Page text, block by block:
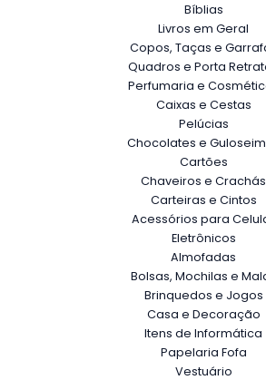
Bíblias
Livros em Geral
Copos, Taças e
Quadros e Porta
Perfumaria e
Caixas e Cestas
Pelúcias
Chocolates e
Cartões
Chaveiros e Crachás
Carteiras e Cintos
Acessórios para
Eletrônicos
Almofadas
Bolsas, Mochilas e
Brinquedos e Jogos
Casa e Decoração
Itens de Informática
Papelaria Fofa
Vestuário